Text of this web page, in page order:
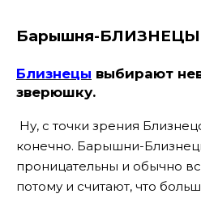
Барышня-БЛИЗНЕЦЫ
Близнецы выбирают
зверюшку.
Ну, с точки зрения
конечно. Барышни-
проницательны и обычно
потому и считают, что